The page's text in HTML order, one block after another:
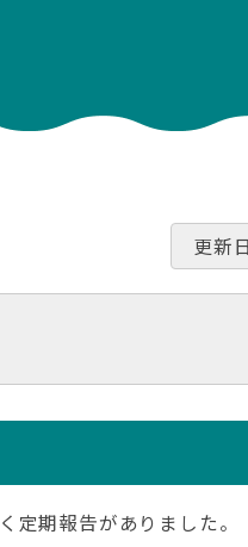
更新
期報告がありました。